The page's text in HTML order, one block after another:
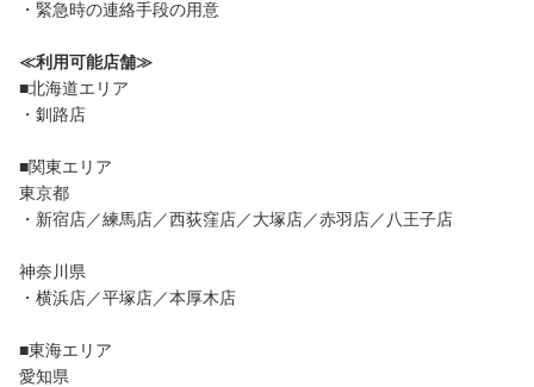
・緊急時の連絡手段の用意
≪利用可能店舗≫
■北海道エリア
・釧路店
■関東エリア
東京都
・新宿店／練馬店／西荻窪店／大塚店／赤羽店／八王子店
神奈川県
・横浜店／平塚店／本厚木店
■東海エリア
愛知県